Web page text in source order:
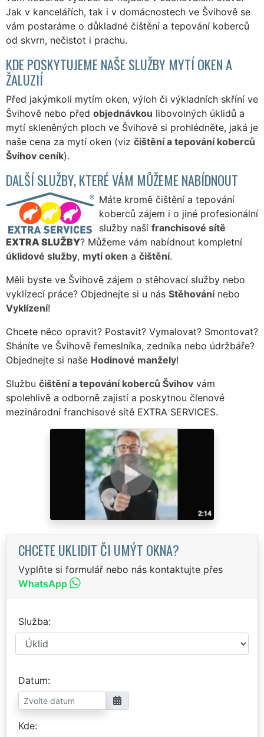
Jak v kancelářích, tak i v domácnostech ve Švihově se
vám postaráme o důkladné čištění a tepování koberců
od skvrn, nečistot i prachu.
KDE POSKYTUJEME NAŠE SLUŽBY MYTÍ OKEN A
ŽALUZIÍ
Před jakýmkoli mytím oken, výloh či výkladních skříní ve
Švihově nebo před objednávkou libovolných úklidů a
mytí skleněných ploch ve Švihově si prohlédněte, jaká je
naše cena za mytí oken (viz čištění a tepování koberců
Švihov ceník).
DALŠÍ SLUŽBY, KTERÉ VÁM MŮŽEME NABÍDNOUT
Máte kromě čištění a tepování
koberců zájem i o jiné profesionální
služby naší franchisové sítě
EXTRA SLUŽBY? Můžeme vám nabídnout kompletní
úklidové služby, mytí oken a čištění.
Měli byste ve Švihově zájem o stěhovací služby nebo
vyklízecí práce? Objednejte si u nás Stěhovánínebo
Vyklízení!
Chcete něco opravit? Postavit? Vymalovat? Smontovat?
Sháníte ve Švihově řemeslníka, zedníka nebo údržbáře?
Objednejte si naše Hodinové manžely!
Službu čištění a tepování koberců Švihov vám
spolehlivě a odborně zajistí a poskytnou členové
mezinárodní franchisové sítě EXTRA SERVICES.
CHCETE UKLIDIT ČI UMÝT OKNA?
Vyplňte si formulář nebo nás kontaktujte přes
WhatsApp
Služba
Datum
Kde